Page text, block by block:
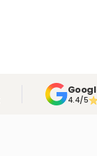
4.4/5